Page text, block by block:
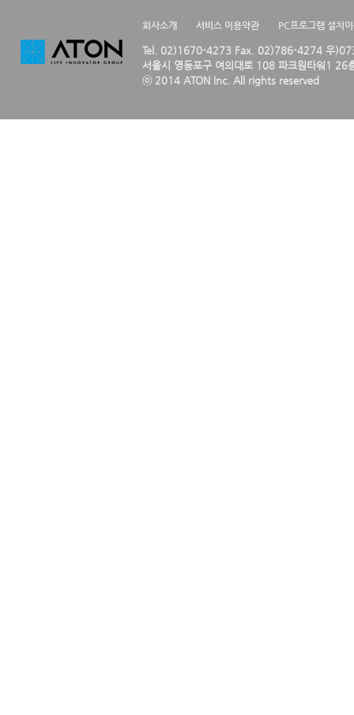
회사소개 서비스 이용약관 PC프로그램 설치
Tel. 02)1670-4273 Fax. 02)786-4274 우
서울시 영등포구 여의대로 108 파크원타워1 26
ⓒ 2014 ATON Inc. All rights reserved